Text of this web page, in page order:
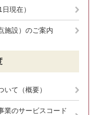
現在）
施設）のご案内
て（概要）
業のサービスコード